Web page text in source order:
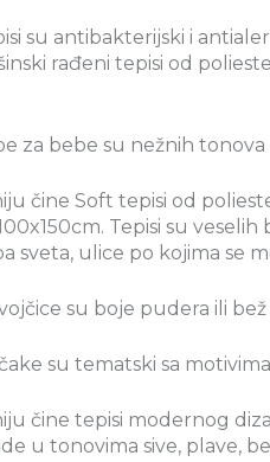
su antibakterijski i
rađeni tepisi od
za bebe su nežnih
čine Soft tepisi od
Tepisi su
sveta, ulice po kojima se
su boje pudera ili
su tematski sa
čine tepisi modernog
u tonovima sive, plave,